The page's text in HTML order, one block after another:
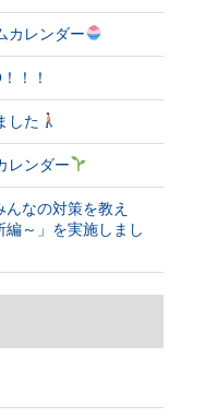
カレンダー
！！
した
レンダー
なの対策を教え
～」を実施しまし